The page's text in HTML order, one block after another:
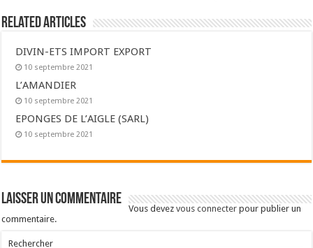
Related Articles
DIVIN-ETS IMPORT EXPORT
10 septembre 2021
L’AMANDIER
10 septembre 2021
EPONGES DE L’AIGLE (SARL)
10 septembre 2021
Laisser un commentaire
Vous devezvous connecter pour publier un
commentaire.
Rechercher